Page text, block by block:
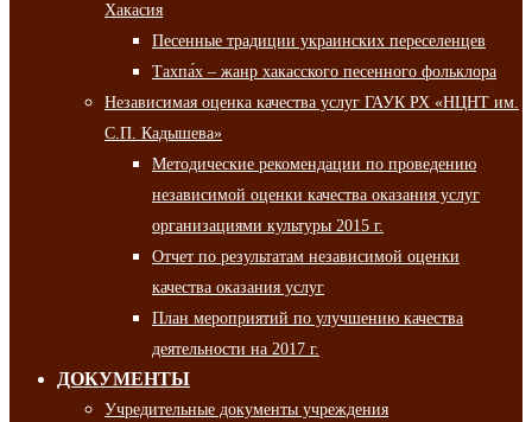
Хакасия
Песенные традиции украинских переселенцев
Тахпа́х – жанр хакасского песенного фольклора
Независимая оценка качества услуг ГАУК РХ «НЦНТ им.
С.П. Кадышева»
Методические рекомендации по проведению
независимой оценки качества оказания услуг
организациями культуры 2015 г.
Отчет по результатам независимой оценки
качества оказания услуг
План мероприятий по улучшению качества
деятельности на 2017 г.
ДОКУМЕНТЫ
Учредительные документы учреждения